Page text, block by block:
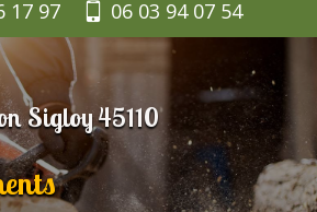
17 97 06 03 94 07 54
Sigloy 45110